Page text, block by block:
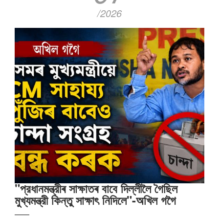
/2026
"প্রধানমন্ত্রীৰ সাক্ষাতৰ বাবে দিল্লীলৈ গৈছিল
মুখ্যমন্ত্রী কিন্তু সাক্ষাৎ‍ নিদিলে"-অখিল গগৈ